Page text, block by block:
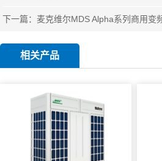
下一篇：麦克维尔MDS Alpha系列商用变
相关产品